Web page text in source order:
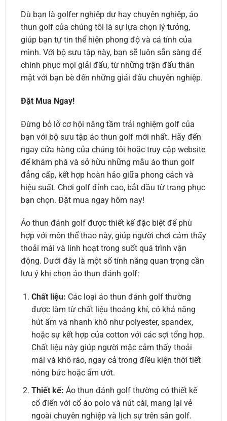
Dù bạn là golfer nghiệp dư hay chuyên nghiệp, áo
thun golf của chúng tôi là sự lựa chọn lý tưởng,
giúp bạn tự tin thể hiện phong độ và cá tính của
mình. Với bộ sưu tập này, bạn sẽ luôn sẵn sàng để
chinh phục mọi giải đấu, từ những trận đấu thân
mật với bạn bè đến những giải đấu chuyên nghiệp.
Đặt Mua Ngay!
Đừng bỏ lỡ cơ hội nâng tầm trải nghiệm golf của
bạn với bộ sưu tập áo thun golf mới nhất. Hãy đến
ngay cửa hàng của chúng tôi hoặc truy cập website
để khám phá và sở hữu những mẫu áo thun golf
đẳng cấp, kết hợp hoàn hảo giữa phong cách và
hiệu suất. Chơi golf đỉnh cao, bắt đầu từ trang phục
bạn chọn. Đặt mua ngay hôm nay!
Áo thun đánh golf được thiết kế đặc biệt để phù
hợp với môn thể thao này, giúp người chơi cảm thấy
thoải mái và linh hoạt trong suốt quá trình vận
động. Dưới đây là một số tính năng quan trọng cần
lưu ý khi chọn áo thun đánh golf:
Chất liệu: Các loại áo thun đánh golf thường
được làm từ chất liệu thoáng khí, có khả năng
hút ẩm và nhanh khô như polyester, spandex,
hoặc sự kết hợp của cotton với các sợi tổng hợp.
Chất liệu này giúp người mặc cảm thấy thoải
mái và khô ráo, ngay cả trong điều kiện thời tiết
nóng bức hoặc ẩm ướt.
Thiết kế: Áo thun đánh golf thường có thiết kế
cổ điển với cổ áo polo và nút cài, mang lại vẻ
ngoài chuyên nghiệp và lịch sự trên sân golf.